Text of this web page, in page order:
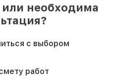
или необходима
с выбором
работ